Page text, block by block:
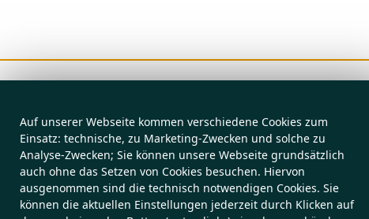
Auf unserer Webseite kommen verschiedene Cookies zum
Einsatz: technische, zu Marketing-Zwecken und solche zu
Analyse-Zwecken; Sie können unsere Webseite grundsätzlich
auch ohne das Setzen von Cookies besuchen. Hiervon
ausgenommen sind die technisch notwendigen Cookies. Sie
können die aktuellen Einstellungen jederzeit durch Klicken auf